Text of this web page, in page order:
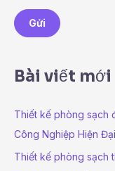
a
i
*
Gửi
Bài viết mới
Thiết kế phòng sạch
Công Nghiệp Hiện Đại
Thiết kế phòng sạch